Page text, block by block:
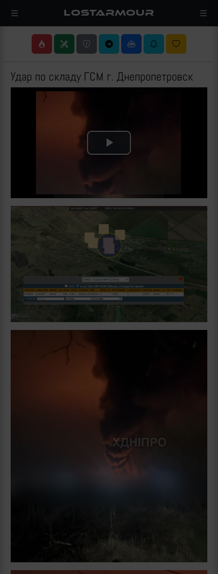
LOSTARMOUR
Удар по складу ГСМ г. Днепропетровск
Play